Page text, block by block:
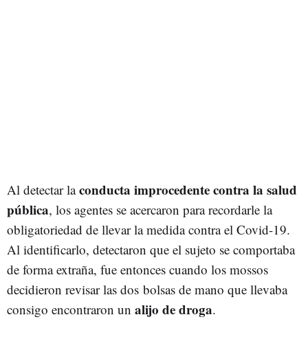
Al detectar laconducta improcedente contra la salud
pública, los agentes se acercaron para recordarle la
obligatoriedad de llevar la medida contra el Covid-19.
Al identificarlo, detectaron que el sujeto se comportaba
de forma extraña, fue entonces cuando los mossos
decidieron revisar las dos bolsas de mano que llevaba
consigo encontraron un alijo de droga.